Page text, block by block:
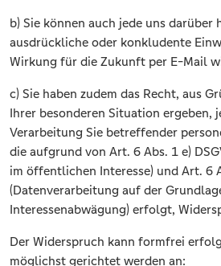
b) Sie können auch jede uns darüber
ausdrückliche oder konkludente
Wirkung für die Zukunft per E-Mail
c) Sie haben zudem das Recht, aus
Ihrer besonderen Situation ergeben,
Verarbeitung Sie betreffender
die aufgrund von Art. 6 Abs. 1 e)
im öffentlichen Interesse) und Art. 6
(Datenverarbeitung auf der
Interessenabwägung) erfolgt,
Der Widerspruch kann formfrei
möglichst gerichtet werden an: